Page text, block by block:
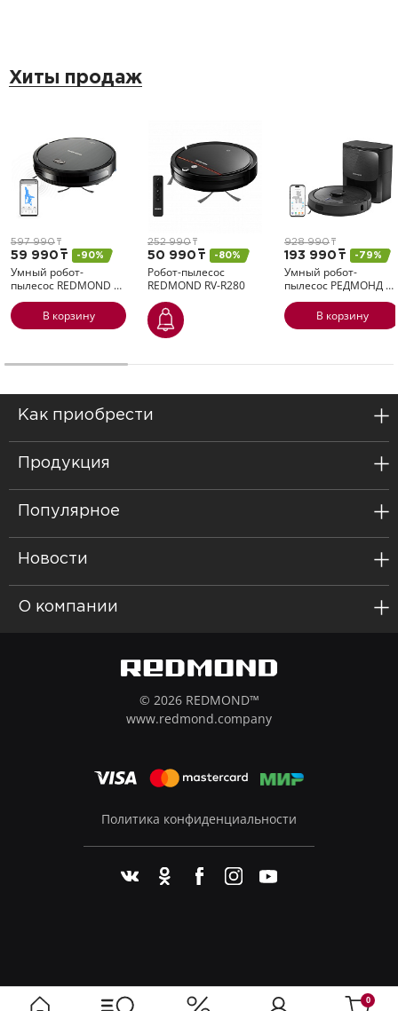
Хиты продаж
597 990 т
59 990 т -90%
Умный робот-
пылесос REDMOND …
В корзину
252 990 т
50 990 т -80%
Робот-пылесос
REDMOND RV-R280
928 990 т
193 990 т -79%
Умный робот-
пылесос РЕДМОНД …
В корзину
Как приобрести
Продукция
Популярное
Новости
О компании
© 2026 REDMOND™
www.redmond.company
Политика конфиденциальности
0